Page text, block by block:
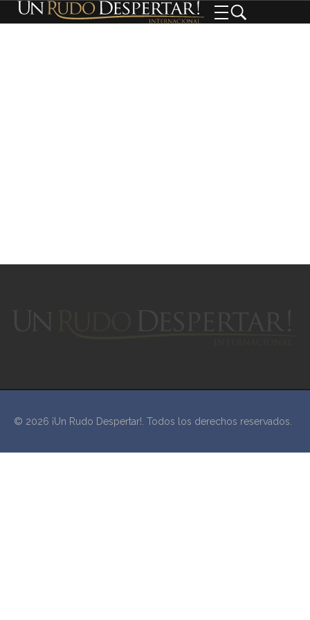
© 2026 ¡Un Rudo Despertar!. Todos los derechos reservados.